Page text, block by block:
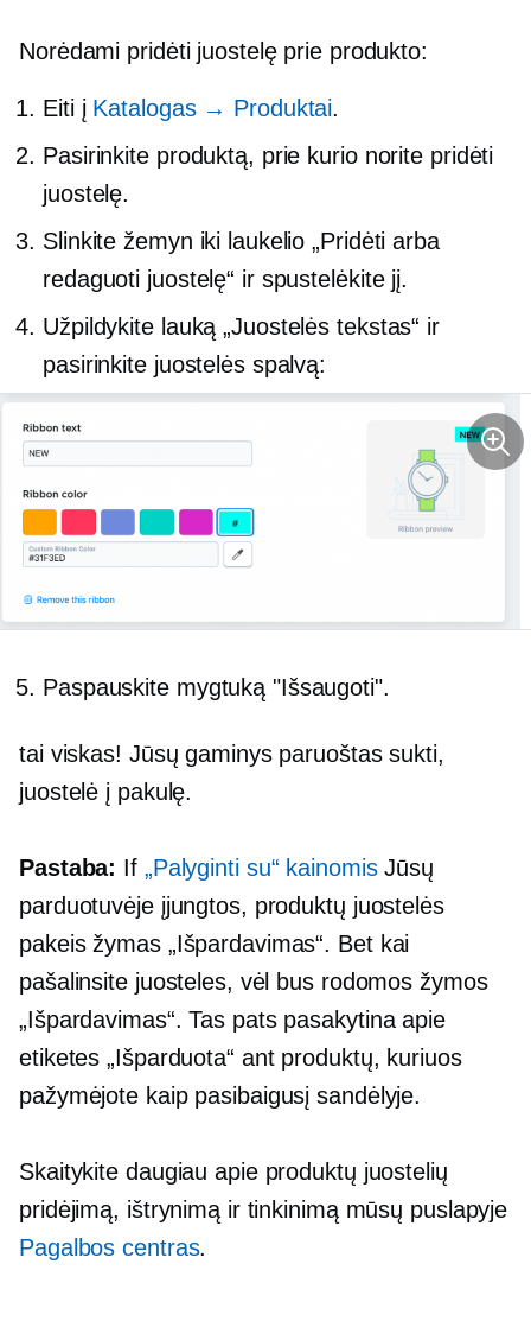
Norėdami pridėti juostelę prie produkto:
Eiti į Katalogas → Produktai.
Pasirinkite produktą, prie kurio norite pridėti
juostelę.
Slinkite žemyn iki laukelio „Pridėti arba
redaguoti juostelę“ ir spustelėkite jį.
Užpildykite lauką „Juostelės tekstas“ ir
pasirinkite juostelės spalvą:
Paspauskite mygtuką "Išsaugoti".
tai viskas! Jūsų gaminys paruoštas sukti,
juostelė į pakulę.
Pastaba: If „Palyginti su“ kainomisJūsų
parduotuvėje įjungtos, produktų juostelės
pakeis žymas „Išpardavimas“. Bet kai
pašalinsite juosteles, vėl bus rodomos žymos
„Išpardavimas“. Tas pats pasakytina apie
etiketes „Išparduota“ ant produktų, kuriuos
pažymėjote kaip pasibaigusį sandėlyje.
Skaitykite daugiau apie produktų juostelių
pridėjimą, ištrynimą ir tinkinimą mūsų puslapyje
Pagalbos centras.